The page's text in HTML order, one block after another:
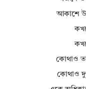
আকাশে
কোথাও
কোথাও